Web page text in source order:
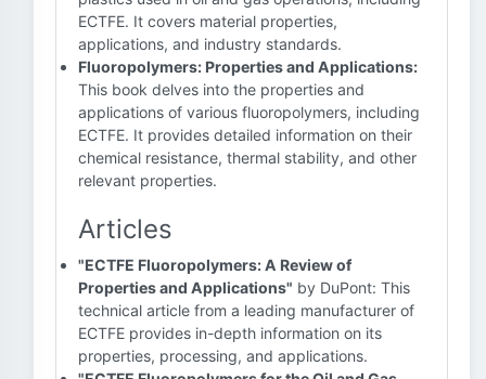
ECTFE. It covers material properties,
applications, and industry standards.
Fluoropolymers: Properties and Applications:
This book delves into the properties and
applications of various fluoropolymers, including
ECTFE. It provides detailed information on their
chemical resistance, thermal stability, and other
relevant properties.
Articles
"ECTFE Fluoropolymers: A Review of
Properties and Applications" by DuPont: This
technical article from a leading manufacturer of
ECTFE provides in-depth information on its
properties, processing, and applications.